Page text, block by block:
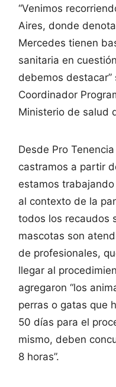
“Venimos
Aires, donde
Mercedes tienen
sanitaria en
debemos destacar”
Coordinador
Ministerio de salud
Desde Pro
castramos a partir
estamos
al contexto de la
todos los recaudos
mascotas son
de profesionales,
llegar al
agregaron “los
perras o gatas que
50 días para el
mismo, deben
8 horas”.